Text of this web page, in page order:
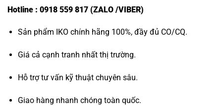
Hotline : 0918 559 817 (ZALO /VIBER)
Sản phẩm IKO chính hãng 100%, đầy đủ CO/CQ.
Giá cả cạnh tranh nhất thị trường.
Hỗ trợ tư vấn kỹ thuật chuyên sâu.
Giao hàng nhanh chóng toàn quốc.